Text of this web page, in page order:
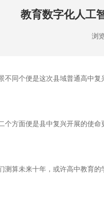
教育数字化人工
浏
个便是这次县域普通高中复
面便是县中复兴开展的使命
未来十年，或许高中教育的